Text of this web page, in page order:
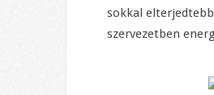
sokkal
szervezetben